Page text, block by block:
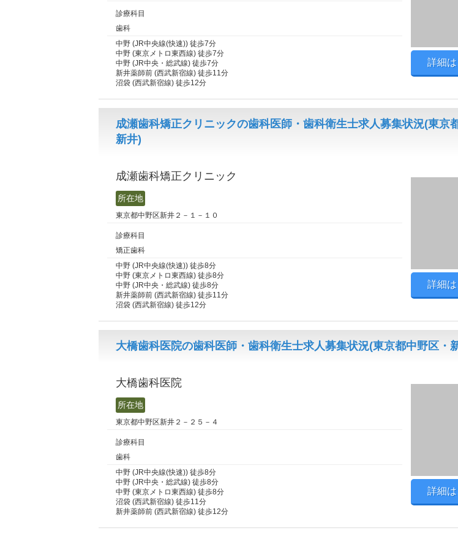
詳細
診療科目
歯科
中野 (JR中央線(快速)) 徒歩7分
中野 (東京メトロ東西線) 徒歩7分
中野 (JR中央・総武線) 徒歩7分
新井薬師前 (西武新宿線) 徒歩11分
沼袋 (西武新宿線) 徒歩12分
成瀬歯科矯正クリニックの歯科医師・歯科衛生士求人募集状況(東京
新井)
成瀬歯科矯正クリニック
詳細
所在地
東京都中野区新井２－１－１０
診療科目
矯正歯科
中野 (JR中央線(快速)) 徒歩8分
中野 (東京メトロ東西線) 徒歩8分
中野 (JR中央・総武線) 徒歩8分
新井薬師前 (西武新宿線) 徒歩11分
沼袋 (西武新宿線) 徒歩12分
大橋歯科医院の歯科医師・歯科衛生士求人募集状況(東京都中野区・
大橋歯科医院
詳細
所在地
東京都中野区新井２－２５－４
診療科目
歯科
中野 (JR中央線(快速)) 徒歩8分
中野 (JR中央・総武線) 徒歩8分
中野 (東京メトロ東西線) 徒歩8分
沼袋 (西武新宿線) 徒歩11分
新井薬師前 (西武新宿線) 徒歩12分